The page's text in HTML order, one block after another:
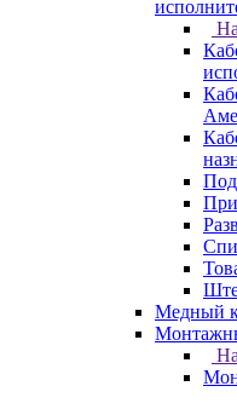
Медный